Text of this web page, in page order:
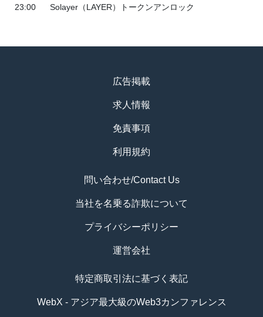
23:00
Solayer（LAYER）トークンアンロック
広告掲載
求人情報
免責事項
利用規約
問い合わせ/Contact Us
当社を名乗る詐欺について
プライバシーポリシー
運営会社
特定商取引法に基づく表記
WebX - アジア最大級のWeb3カンファレンス